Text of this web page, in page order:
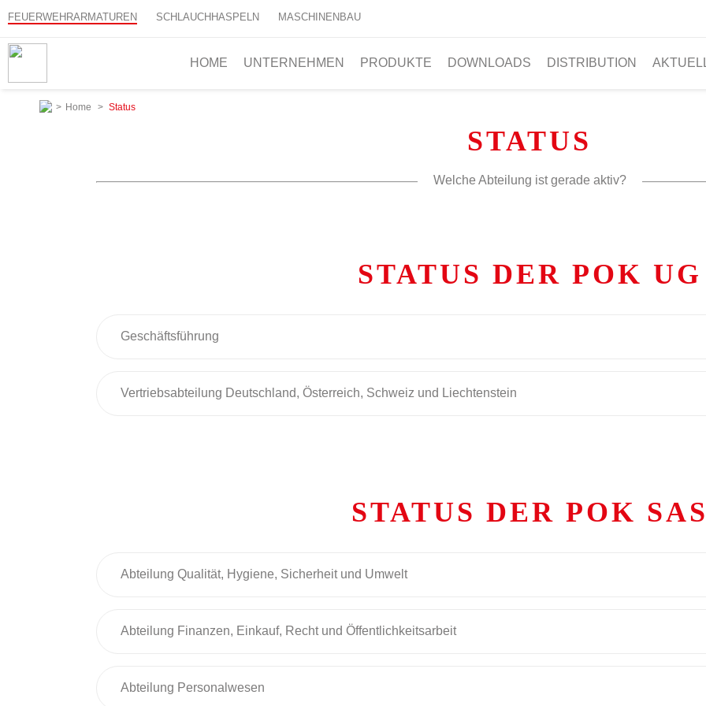
FEUERWEHRARMATUREN SCHLAUCHHASPELN MASCHINENBAU
HOME UNTERNEHMEN PRODUKTE DOWNLOADS DISTRIBUTION
> Home > Status
STATUS
Welche Abteilung ist gerade aktiv?
STATUS DER POK UG
Geschäftsführung
Vertriebsabteilung Deutschland, Österreich, Schweiz und Liechtenstein
STATUS DER POK
Abteilung Qualität, Hygiene, Sicherheit und Umwelt
Abteilung Finanzen, Einkauf, Recht und Öffentlichkeitsarbeit
Abteilung Personalwesen